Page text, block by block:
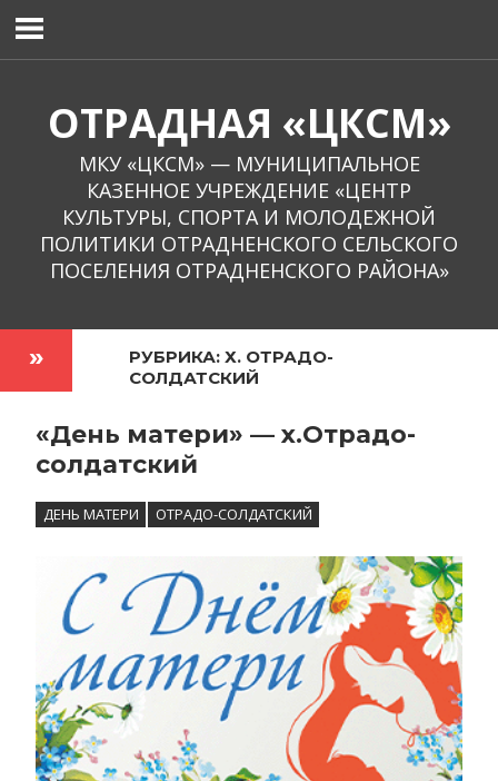
содержимому
ОТРАДНАЯ «ЦКСМ»
МКУ «ЦКСМ» — МУНИЦИПАЛЬНОЕ
КАЗЕННОЕ УЧРЕЖДЕНИЕ «ЦЕНТР
КУЛЬТУРЫ, СПОРТА И МОЛОДЕЖНОЙ
ПОЛИТИКИ ОТРАДНЕНСКОГО СЕЛЬСКОГО
ПОСЕЛЕНИЯ ОТРАДНЕНСКОГО РАЙОНА»
РУБРИКА: Х. ОТРАДО-
СОЛДАТСКИЙ
«День матери» — x.Отрадо-
солдатский
ДЕНЬ МАТЕРИ ОТРАДО-СОЛДАТСКИЙ